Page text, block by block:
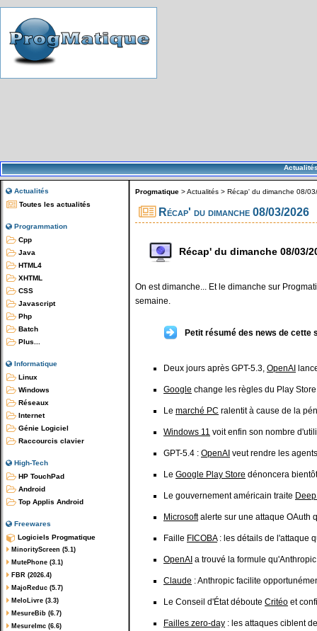
Actualités
Toutes les actualités
Programmation
Cpp
Java
HTML4
XHTML
CSS
Javascript
Php
Batch
Plus...
Informatique
Linux
Windows
Réseaux
Internet
Génie Logiciel
Raccourcis clavier
High-Tech
HP TouchPad
Android
Top Applis Android
Freewares
Logiciels Progmatique
MinorityScreen (5.1)
MutePhone (3.1)
FBR (2026.4)
MajoReduc (5.7)
MeloLivre (3.3)
MesureBib (6.7)
MesureImc (6.6)
Progmatique >Actualités > Récap' du dimanche 08/
Récap' du dimanche 08/03/2026
Récap' du dimanche 08/03/
On est dimanche... Et le dimanche sur
semaine.
Petit résumé des news de cette
Deux jours après GPT-5.3, OpenAI
Google change les règles du Play
Le marché PC ralentit à cause de la
Windows 11 voit enfin son nombre
GPT-5.4 : OpenAI veut rendre les
Le Google Play Store dénoncera
Le gouvernement américain traite
Microsoftalerte sur une attaque OAuth
Faille FICOBA: les détails de l'attaque
OpenAI a trouvé la formule
Claude : Anthropic facilite
Le Conseil d'État déboute Critéo et
Failles zero-day : les attaques ciblent